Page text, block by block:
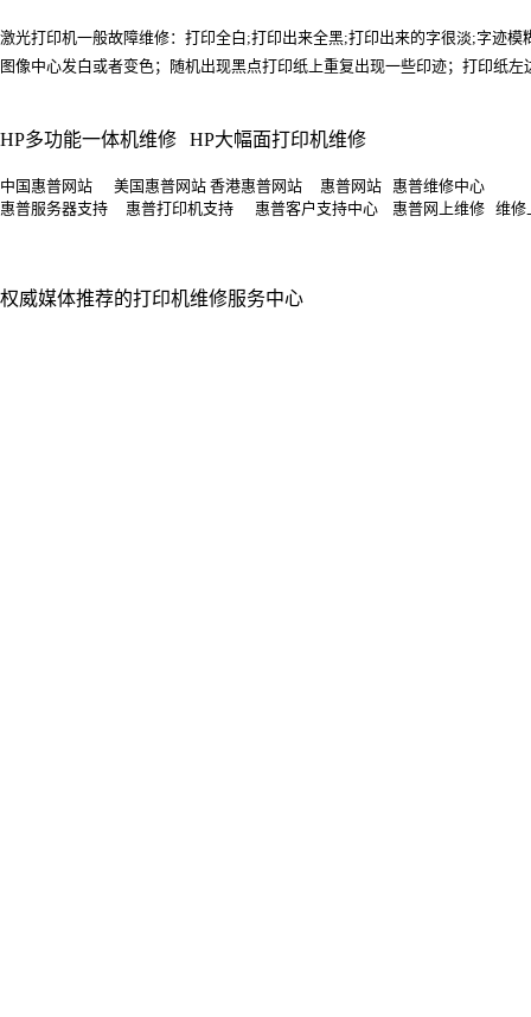
激光打印机一般故障维修：打印全白;打印出来全黑;打印出来的字很淡;字迹
图像中心发白或者变色；随机出现黑点打印纸上重复出现一些印迹；打印纸
HP多功能一体机维修 HP大幅面打印机维修
中国惠普网站 美国惠普网站 香港惠普网站 惠普网站 惠普维修中
惠普服务器支持 惠普打印机支持 惠普客户支持中心 惠普网上维修 维修
权威媒体推荐的打印机维修服务中心